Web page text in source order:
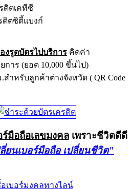
ดิตเคทีซี
ดิตซิตี้แบงก์
งรูดบัตรไปบริการ คิดค่า
การ (ยอด 10,000 ขึ้นไป)
ำหรับลูกค้าต่างจังหวัด ( QR Code
ร์มือถือเลขมงคลเพราะชีวิตดีดี
ยนเบอร์มือถือ เปลี่ยนชีวิต"